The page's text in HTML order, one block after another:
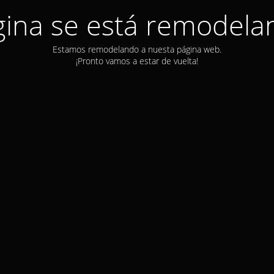
se está
Estamos remodelando a nuesta página web.
¡Pronto vamos a estar de vuelta!